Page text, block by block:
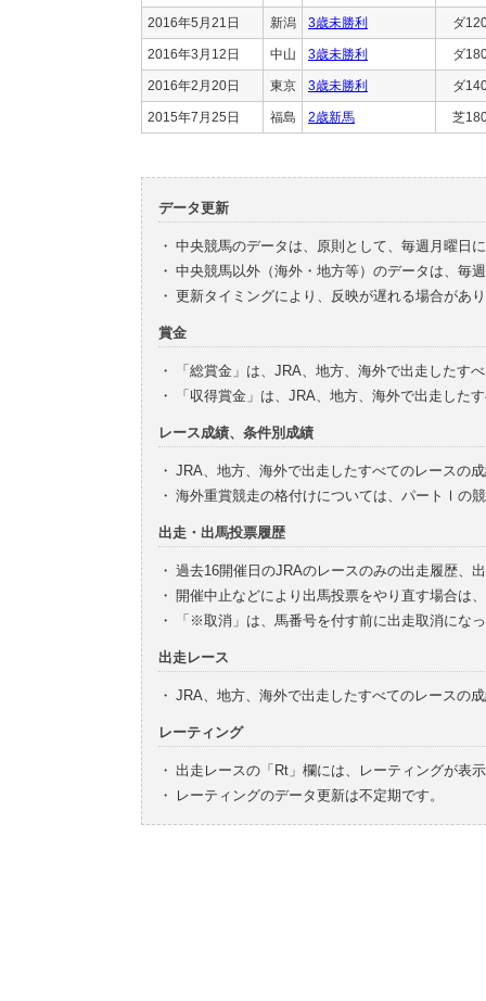
2016年5月21日 新潟 3歳未勝利 ダ
2016年3月12日 中山 3歳未勝利 ダ
2016年2月20日 東京 3歳未勝利 ダ
2015年7月25日 福島 2歳新馬 芝
データ更新
・ 中央競馬のデータは、原則として、毎週月曜日
・ 中央競馬以外（海外・地方等）のデータは、毎
・ 更新タイミングにより、反映が遅れる場合があ
賞金
・
「総賞金」は、JRA、地方、海外で出走したす
・
「収得賞金」は、JRA、地方、海外で出走した
レース成績、条件別成績
・ JRA、地方、海外で出走したすべてのレースの
・ 海外重賞競走の格付けについては、パートⅠの
出走・出馬投票履歴
・ 過去16開催日のJRAのレースのみの出走履歴、
・ 開催中止などにより出馬投票をやり直す場合は
・
「※取消」は、馬番号を付す前に出走取消にな
出走レース
・ JRA、地方、海外で出走したすべてのレースの
レーティング
・ 出走レースの「Rt」欄には、レーティングが表
・
レーティングのデータ更新は不定期です。